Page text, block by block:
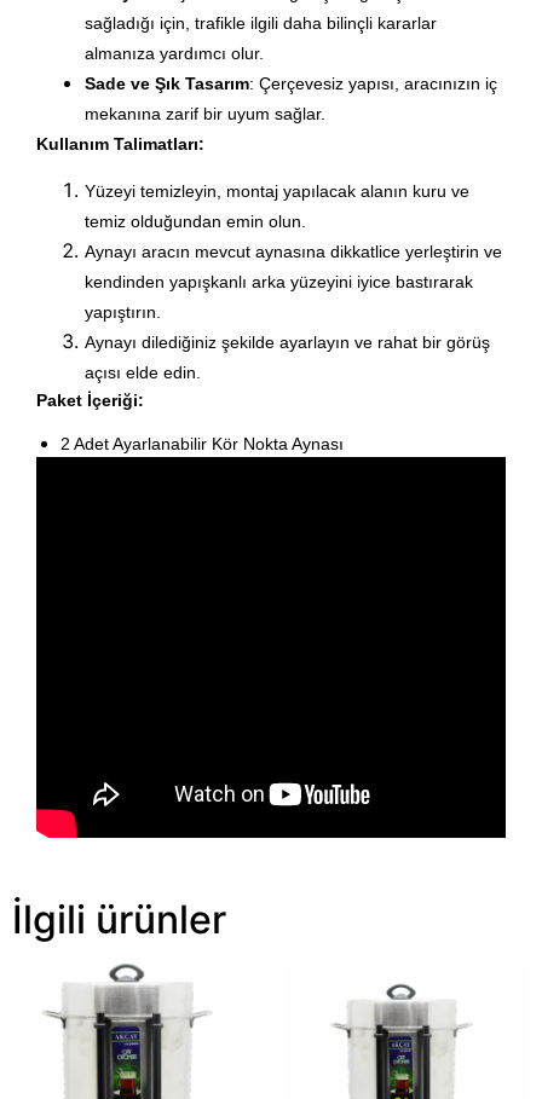
sağladığı için, trafikle ilgili daha bilinçli kararlar
almanıza yardımcı olur.
Sade ve Şık Tasarım: Çerçevesiz yapısı, aracınızın iç
mekanına zarif bir uyum sağlar.
Kullanım Talimatları:
Yüzeyi temizleyin, montaj yapılacak alanın kuru ve
temiz olduğundan emin olun.
Aynayı aracın mevcut aynasına dikkatlice yerleştirin ve
kendinden yapışkanlı arka yüzeyini iyice bastırarak
yapıştırın.
Aynayı dilediğiniz şekilde ayarlayın ve rahat bir görüş
açısı elde edin.
Paket İçeriği:
2 Adet Ayarlanabilir Kör Nokta Aynası
İlgili ürünler